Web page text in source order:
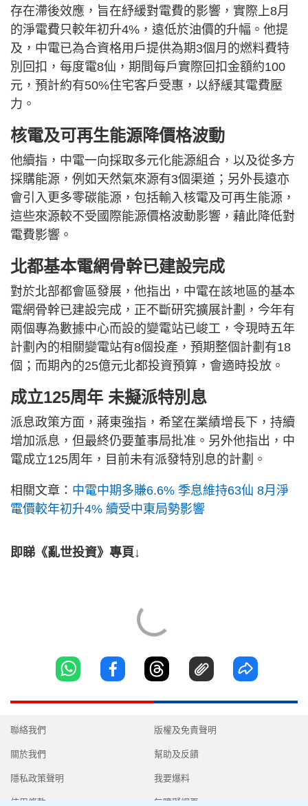
存在滯後效應，旨在紓緩對電費的影響，實際上8月
的淨電費只較年初升4%，遠低於油價的升幅。他提
及，中電已為合資格用戶提供為期3個月的燃料費特
別回扣，每度電8仙，期間每戶實際回扣金額約100
元，預計約有50%住宅客戶受惠，以紓緩其電費壓
力。
核電及可再生能源降價格波動
他續指，中電一向採取多元化能源組合，以及從多方
採購能源，例如天然氣來源有3個渠道；另外長遠亦
會引入更多零碳能源，包括輸入核電及可再生能源，
這些來源較不受國際能源價格波動影響，藉此降低對
電費影響。
北都基本電網骨幹已建設完成
對於北部都會區發展，他指出，中電在該地區的基本
電網骨幹已建設完成，正不斷研究擴展計劃，今年有
兩個專為數據中心而設的變電站已峻工，令現時五年
計劃內的相關變電站有8個投產，預期整個計劃有18
個；而期內的25億元北都投資預算，會適時投放。
成立125周年 未擬派特別息
派息政策方面，蔣東強指，希望在業績增長下，持續
增加派息，但最終仍要董事局批准。另外他指出，中
電成立125周年，目前未有派發特別息的計劃。
相關文章： 中電中期多賺6.6% 季息維持63仙 8月淨
電價較年初升4% 續受中東局勢影響
即睇《亂世投資》專頁↓
聯絡我們
關於我們
隱私政策聲明
使用條款
版權及免責聲明
幫助及反饋
我要爆料
無障礙網頁